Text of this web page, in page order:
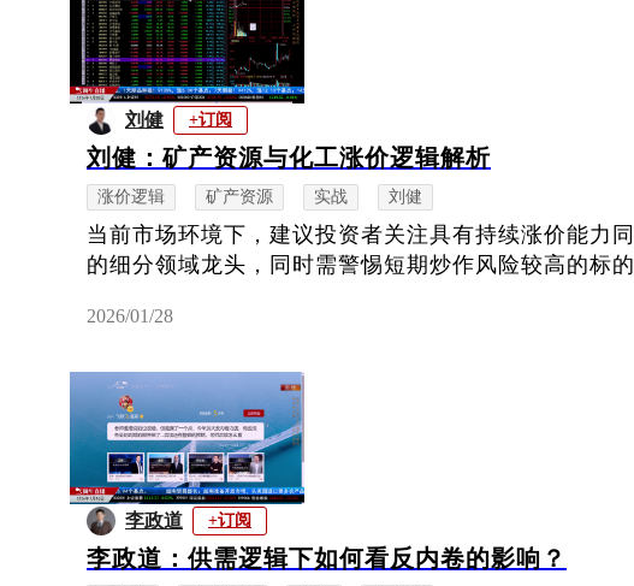
刘健 +订阅
刘健：矿产资源与化工涨价逻辑解析
涨价逻辑 矿产资源 实战 刘健
当前市场环境下，建议投资者关注具有持续涨价能力
的细分领域龙头，同时需警惕短期炒作风险较高的标的
2026/01/28
李政道 +订阅
李政道：供需逻辑下如何看反内卷的影响？